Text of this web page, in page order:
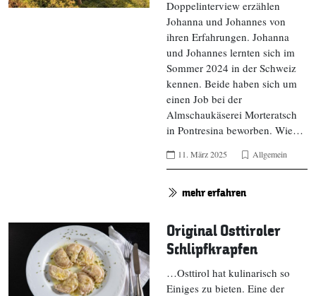
Doppelinterview erzählen
Johanna und Johannes von
ihren Erfahrungen. Johanna
und Johannes lernten sich im
Sommer 2024 in der Schweiz
kennen. Beide haben sich um
einen Job bei der
Almschaukäserei Morteratsch
in Pontresina beworben. Wie…
11. März 2025 Allgemein
mehr erfahren
Original Osttiroler
Schlipfkrapfen
…Osttirol hat kulinarisch so
Einiges zu bieten. Eine der